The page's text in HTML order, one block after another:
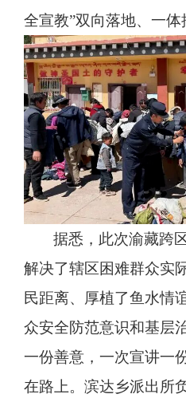
全宣教”双向落地、一体
据悉，此次渝藏跨
解决了辖区困难群众实
民距离、厚植了鱼水情
众安全防范意识和基层
一份善意，一次宣讲一
在路上。滨达乡派出所